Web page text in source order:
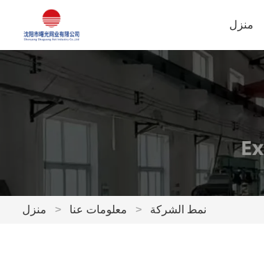
منزل
منزل > معلومات عنا > نمط الشركة